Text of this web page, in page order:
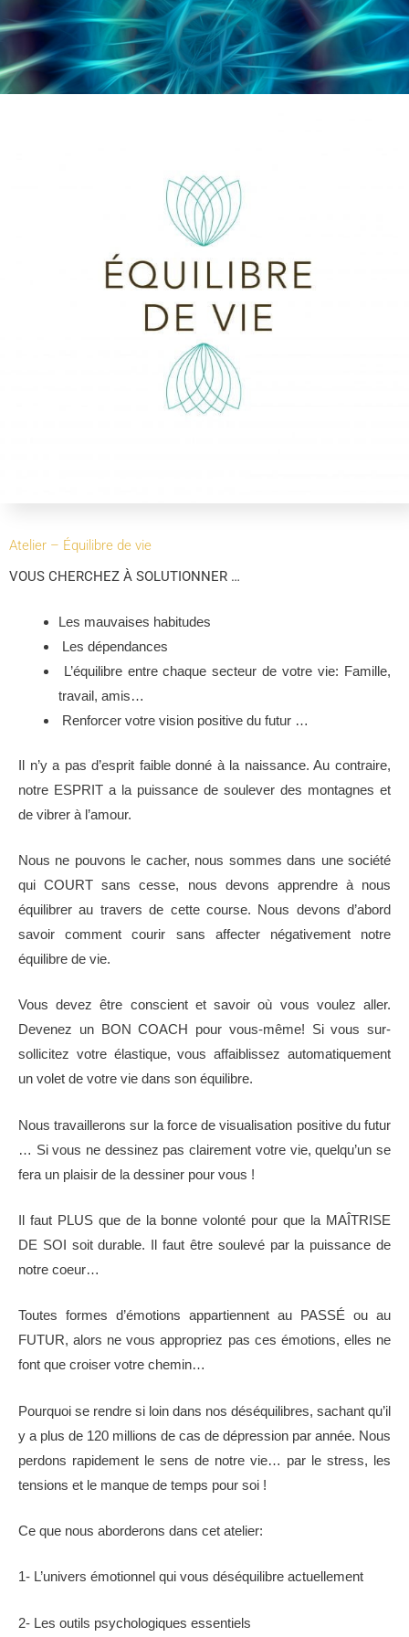
Atelier – Équilibre de vie
VOUS CHERCHEZ À SOLUTIONNER …
Les mauvaises habitudes
Les dépendances
L’équilibre entre chaque secteur de votre vie: Famille,
travail, amis…
Renforcer votre vision positive du futur …
Il n’y a pas d’esprit faible donné à la naissance. Au contraire,
notre ESPRIT a la puissance de soulever des montagnes et
de vibrer à l’amour.
Nous ne pouvons le cacher, nous sommes dans une société
qui COURT sans cesse, nous devons apprendre à nous
équilibrer au travers de cette course. Nous devons d’abord
savoir comment courir sans affecter négativement notre
équilibre de vie.
Vous devez être conscient et savoir où vous voulez aller.
Devenez un BON COACH pour vous-même! Si vous sur-
sollicitez votre élastique, vous affaiblissez automatiquement
un volet de votre vie dans son équilibre.
Nous travaillerons sur la force de visualisation positive du futur
… Si vous ne dessinez pas clairement votre vie, quelqu’un se
fera un plaisir de la dessiner pour vous !
Il faut PLUS que de la bonne volonté pour que la MAÎTRISE
DE SOI soit durable. Il faut être soulevé par la puissance de
notre coeur…
Toutes formes d’émotions appartiennent au PASSÉ ou au
FUTUR, alors ne vous appropriez pas ces émotions, elles ne
font que croiser votre chemin…
Pourquoi se rendre si loin dans nos déséquilibres, sachant qu’il
y a plus de 120 millions de cas de dépression par année. Nous
perdons rapidement le sens de notre vie… par le stress, les
tensions et le manque de temps pour soi !
Ce que nous aborderons dans cet atelier:
1- L’univers émotionnel qui vous déséquilibre actuellement
2- Les outils psychologiques essentiels